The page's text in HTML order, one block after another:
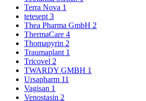
Terra Nova 1
tetesept3
Thea Pharma GmbH 2
ThermaCare 4
Thomapyrin 2
Traumaplant 1
Tricovel 2
TWARDY GMBH 1
Ursapharm 11
Vagisan 1
Venostasin 2